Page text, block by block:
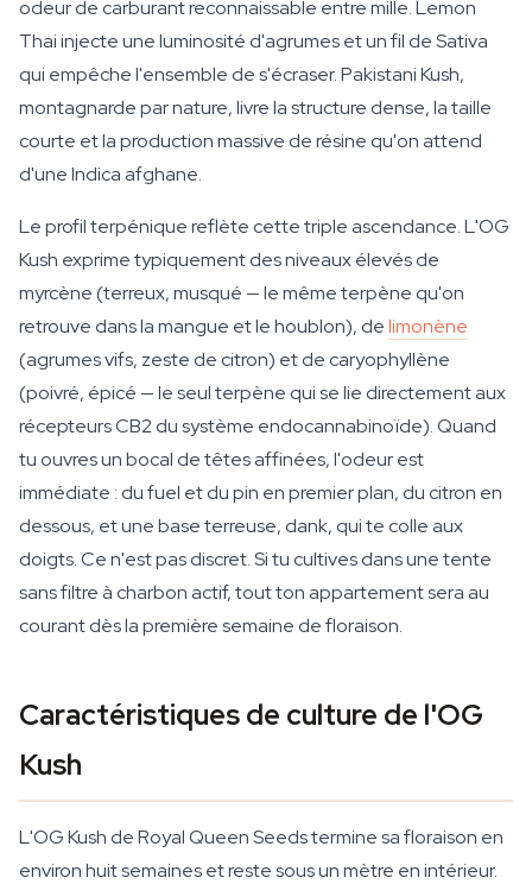
odeur de carburant reconnaissable entre mille. Lemon
Thai injecte une luminosité d'agrumes et un fil de Sativa
qui empêche l'ensemble de s'écraser. Pakistani Kush,
montagnarde par nature, livre la structure dense, la taille
courte et la production massive de résine qu'on attend
d'une Indica afghane.
Le profil terpénique reflète cette triple ascendance. L'OG
Kush exprime typiquement des niveaux élevés de
myrcène (terreux, musqué — le même terpène qu'on
retrouve dans la mangue et le houblon), delimonène
(agrumes vifs, zeste de citron) et de caryophyllène
(poivré, épicé — le seul terpène qui se lie directement aux
récepteurs CB2 du système endocannabinoïde). Quand
tu ouvres un bocal de têtes affinées, l'odeur est
immédiate : du fuel et du pin en premier plan, du citron en
dessous, et une base terreuse, dank, qui te colle aux
doigts. Ce n'est pas discret. Si tu cultives dans une tente
sans filtre à charbon actif, tout ton appartement sera au
courant dès la première semaine de floraison.
Caractéristiques de culture de l'OG
Kush
L'OG Kush de Royal Queen Seeds termine sa floraison en
environ huit semaines et reste sous un mètre en intérieur.